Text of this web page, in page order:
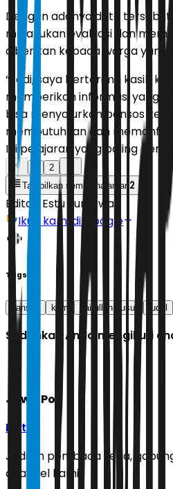
Dengan adanya data
melakukan evaluasi dan
diberikan kepada warga yang
“Jadi, saya berterima kasih
memberikan informasi yang
bisa menyalurkan bansos
membutuhkan dan
Ini pelajaran yang paling
2
Tampilkan semua halaman 2
Editor: Estu Suryowati
Ikuti kami di Google
Tags
bansos kpm saifullah yusuf judol
Sudahkah Anda mengikuti
Jawa Pos
Ikuti
Jadilah pembaca setia,
channel kami!